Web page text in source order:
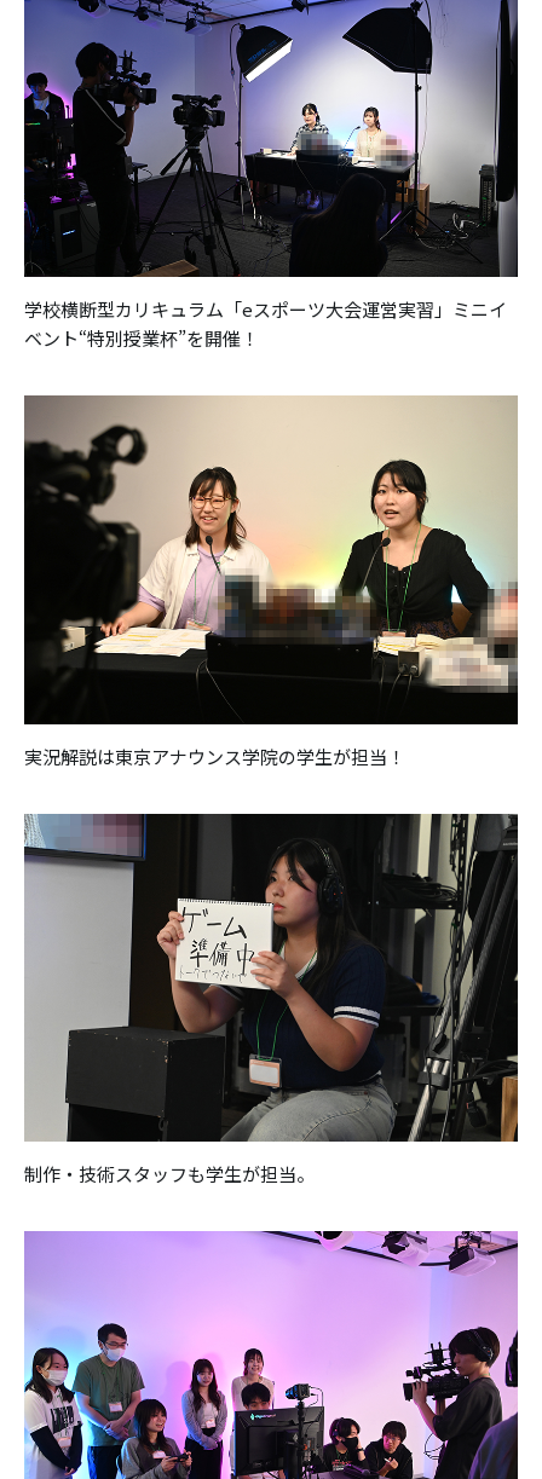
学校横断型カリキュラム「eスポーツ大会運営実習」ミニイ
ベント“特別授業杯”を開催！
実況解説は東京アナウンス学院の学生が担当！
制作・技術スタッフも学生が担当。